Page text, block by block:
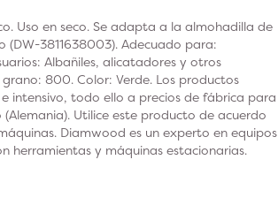
Uso en seco. Se adapta a la almohadilla de
(DW-3811638003). Adecuado para:
Albañiles, alicatadores y otros
800. Color: Verde. Los productos
intensivo, todo ello a precios de fábrica para
Utilice este producto de acuerdo
Diamwood es un experto en equipos
herramientas y máquinas estacionarias.